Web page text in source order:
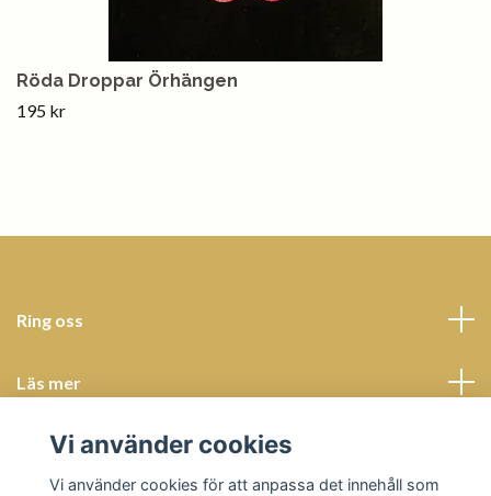
Röda Droppar Örhängen
195 kr
Ring oss
Läs mer
Sociala medier
Vi använder cookies
Vi använder cookies för att anpassa det innehåll som